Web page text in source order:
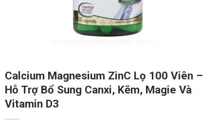
Calcium Magnesium ZinC Lọ 100 Viên –
Hỗ Trợ Bổ Sung Canxi, Kẽm, Magie Và
Vitamin D3